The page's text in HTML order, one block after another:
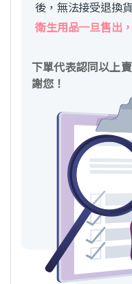
後，無法接受退換
衛生用品一旦售出
下單代表認同以上
謝您！